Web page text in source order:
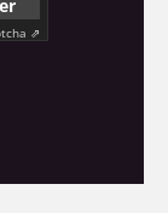
⇗